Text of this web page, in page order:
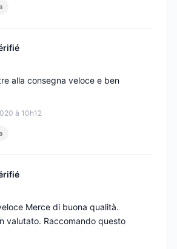
à 10h12
alla consegna veloce e ben
Merce di buona qualità.
valutato. Raccomando questo